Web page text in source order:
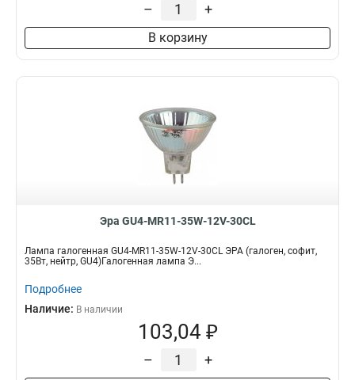
– +
В корзину
Эра GU4-MR11-35W-12V-30CL
Лампа галогенная GU4-MR11-35W-12V-30CL ЭРА (галоген, софит,
35Вт, нейтр, GU4)Галогенная лампа Э...
Подробнее
Наличие: В наличии
103,04 ₽
– +